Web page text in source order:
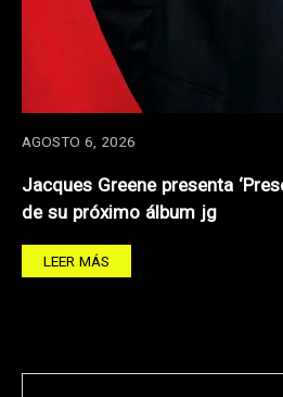
AGOSTO 6, 2026
Jacques Greene presenta
de su próximo álbum jg
LEER MÁS